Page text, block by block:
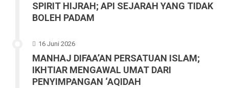
SPIRIT HIJRAH; API SEJARAH YANG TIDAK
BOLEH PADAM
16 Juni 2026
MANHAJ DIFAA’AN PERSATUAN ISLAM;
IKHTIAR MENGAWAL UMAT DARI
PENYIMPANGAN ‘AQIDAH